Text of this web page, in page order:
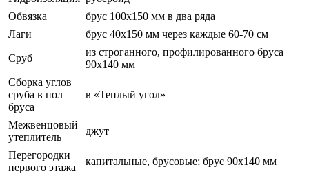
Обвязка
брус 100х150 мм в два ряда
Лаги
брус 40х150 мм через каждые 60-70 см
Сруб
из строганного, профилированного бруса
90х140 мм
Сборка углов
сруба в пол
бруса
в «Теплый угол»
Межвенцовый
утеплитель
джут
Перегородки
первого этажа
капитальные, брусовые; брус 90х140 мм